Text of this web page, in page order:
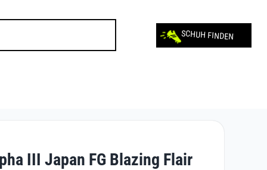
SCHUH FINDEN
III Japan FG Blazing Flair